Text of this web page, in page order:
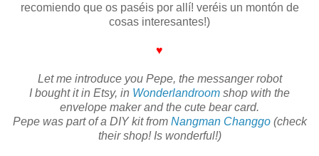
recomiendo que os paséis por allí! veréis un montón de
cosas interesantes!)
♥
Let me introduce you Pepe, the messanger robot
I bought it in Etsy, in Wonderlandroom shop with the
envelope maker and the cute bear card.
Pepe was part of a DIY kit from Nangman Changgo(check
their shop! Is wonderful!)